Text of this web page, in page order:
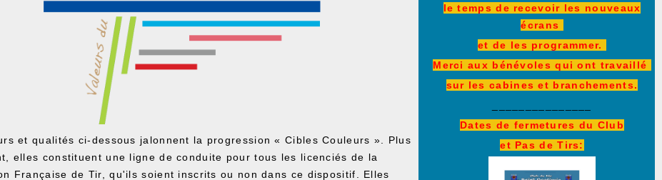
et qualités ci-dessous jalonnent la progression « Cibles Couleurs ». Plus
elles constituent une ligne de conduite pour tous les licenciés de la
Française de Tir, qu'ils soient inscrits ou non dans ce dispositif. Elles
le temps de recevoir les nouveaux
écrans
et de les programmer.
Merci aux bénévoles qui ont travaillé
sur les cabines et branchements.
Dates de fermetures du Club
et Pas de Tirs: